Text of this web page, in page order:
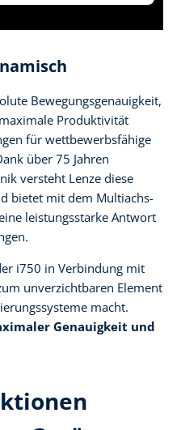
Bewegungsgenauigkeit,
Produktivität
für wettbewerbsfähige
über 75 Jahren
versteht Lenze diese
bietet mit dem Multiachs-
leistungsstarke Antwort
i750 in Verbindung mit
unverzichtbaren Element
macht.
Genauigkeit und